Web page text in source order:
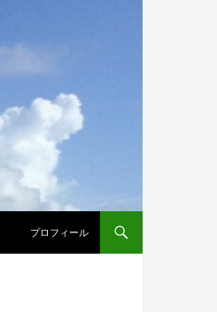
プロフィール